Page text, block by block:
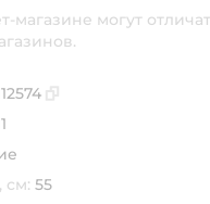
магазине могут
см: 55